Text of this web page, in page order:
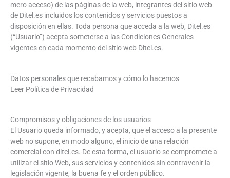
mero acceso) de las páginas de la web, integrantes del sitio web
de Ditel.es incluidos los contenidos y servicios puestos a
disposición en ellas. Toda persona que acceda a la web, Ditel.es
(“Usuario”) acepta someterse a las Condiciones Generales
vigentes en cada momento del sitio web Ditel.es.
Datos personales que recabamos y cómo lo hacemos
Leer Política de Privacidad
Compromisos y obligaciones de los usuarios
El Usuario queda informado, y acepta, que el acceso a la presente
web no supone, en modo alguno, el inicio de una relación
comercial con ditel.es. De esta forma, el usuario se compromete a
utilizar el sitio Web, sus servicios y contenidos sin contravenir la
legislación vigente, la buena fe y el orden público.